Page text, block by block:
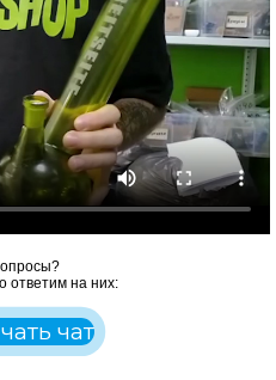
ответим на них:
чат